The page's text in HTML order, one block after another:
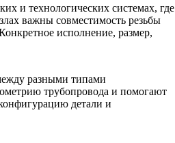
разными типами
трубопровода и помогают
детали и
и технологических системах, где
важны совместимость резьбы
исполнение, размер,